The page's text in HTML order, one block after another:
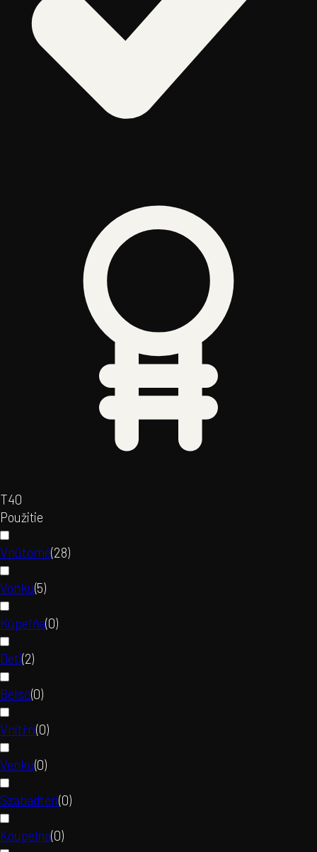
T40
Použitie
Vnútorné(28)
Vonku(5)
Kúpeľňa(0)
Deti(2)
Belső(0)
Vnitřní(0)
Venku(0)
Szabadtéri(0)
Koupelna(0)